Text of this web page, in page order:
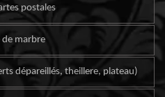
postales
de marbre
dépareillés, theillere, plateau)